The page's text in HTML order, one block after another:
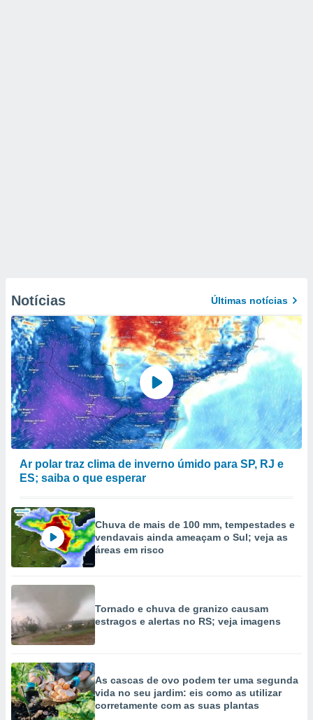
Notícias Últimas notícias
Ar polar traz clima de inverno úmido para SP, RJ e
ES; saiba o que esperar
Chuva de mais de 100 mm, tempestades e
vendavais ainda ameaçam o Sul; veja as
áreas em risco
Tornado e chuva de granizo causam
estragos e alertas no RS; veja imagens
As cascas de ovo podem ter uma segunda
vida no seu jardim: eis como as utilizar
corretamente com as suas plantas